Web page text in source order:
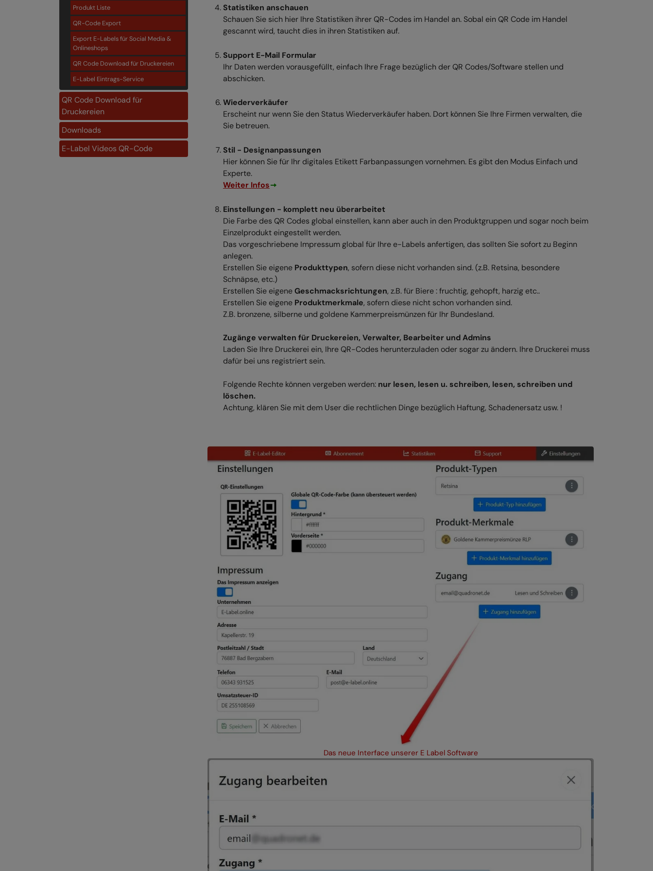
Produkt Liste
QR-Code Export
Export E-Labels für Social Media &
Onlineshops
QR Code Download für Druckereien
E-Label Eintrags-Service
QR Code Download für
Druckereien
Downloads
E-Label Videos QR-Code
Statistiken anschauen
Schauen Sie sich hier Ihre Statistiken ihrer QR-Codes im Handel an. Sobal ein QR Code im Handel
gescannt wird, taucht dies in ihren Statistiken auf.
Support E-Mail Formular
Ihr Daten werden vorausgefüllt, einfach Ihre Frage bezüglich der QR Codes/Software stellen und
abschicken.
Wiederverkäufer
Erscheint nur wenn Sie den Status Wiederverkäufer haben. Dort können Sie Ihre Firmen verwalten, die
Sie betreuen.
Stil - Designanpassungen
Hier können Sie für Ihr digitales Etikett Farbanpassungen vornehmen. Es gibt den Modus Einfach und
Experte.
Weiter Infos
Einstellungen - komplett neu überarbeitet
Die Farbe des QR Codes global einstellen, kann aber auch in den Produktgruppen und sogar noch beim
Einzelprodukt eingestellt werden.
Das vorgeschriebene Impressum global für Ihre e-Labels anfertigen, das sollten Sie sofort zu Beginn
anlegen.
Erstellen Sie eigene Produkttypen, sofern diese nicht vorhanden sind. (z.B. Retsina, besondere
Schnäpse, etc.)
Erstellen Sie eigeneGeschmacksrichtungen, z.B. für Biere : fruchtig, gehopft, harzig etc..
Erstellen Sie eigene Produktmerkmale, sofern diese nicht schon vorhanden sind.
Z.B. bronzene, silberne und goldene Kammerpreismünzen für Ihr Bundesland.
Zugänge verwalten für Druckereien, Verwalter, Bearbeiter und Admins
Laden Sie Ihre Druckerei ein, Ihre QR-Codes herunterzuladen oder sogar zu ändern. Ihre Druckerei muss
dafür bei uns registriert sein.
Folgende Rechte können vergeben werden: nur lesen, lesen u. schreiben, lesen, schreiben und
löschen.
Achtung, klären Sie mit dem User die rechtlichen Dinge bezüglich Haftung, Schadenersatz usw. !
Das neue Interface unserer E Label Software